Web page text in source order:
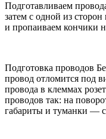
Подготавливаем
затем с одной из
и пропаиваем кончики
Подготовка проводов
провод отломится под
провода в клеммах
проводов так: на
габариты и туманки —